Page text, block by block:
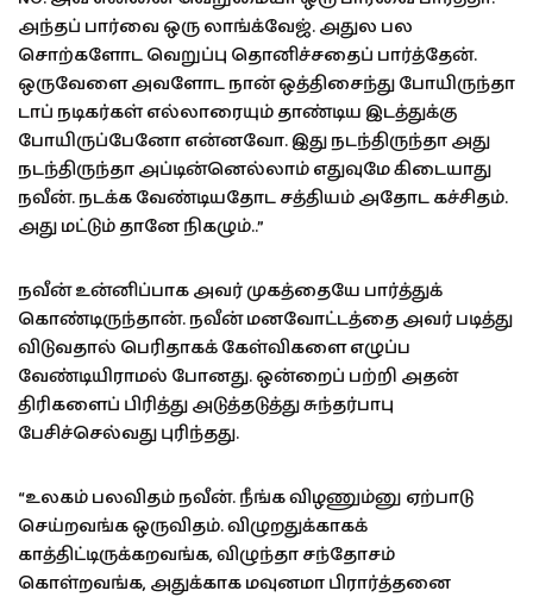
அந்தப் பார்வை ஒரு லாங்க்வேஜ். அதுல பல
சொற்களோட வெறுப்பு தொனிச்சதைப் பார்த்தேன்.
ஒருவேளை அவளோட நான் ஒத்திசைந்து போயிருந்தா
டாப் நடிகர்கள் எல்லாரையும் தாண்டிய இடத்துக்கு
போயிருப்பேனோ என்னவோ. இது நடந்திருந்தா அது
நடந்திருந்தா அப்டின்னெல்லாம் எதுவுமே கிடையாது
நவீன். நடக்க வேண்டியதோட சத்தியம் அதோட கச்சிதம்.
அது மட்டும் தானே நிகழும்..”
நவீன் உன்னிப்பாக அவர் முகத்தையே பார்த்துக்
கொண்டிருந்தான். நவீன் மனவோட்டத்தை அவர் படித்து
விடுவதால் பெரிதாகக் கேள்விகளை எழுப்ப
வேண்டியிராமல் போனது. ஒன்றைப் பற்றி அதன்
திரிகளைப் பிரித்து அடுத்தடுத்து சுந்தர்பாபு
பேசிச்செல்வது புரிந்தது.
“உலகம் பலவிதம் நவீன். நீங்க விழணும்னு ஏற்பாடு
செய்றவங்க ஒருவிதம். விழுறதுக்காகக்
காத்திட்டிருக்கறவங்க, விழுந்தா சந்தோசம்
கொள்றவங்க, அதுக்காக மவுனமா பிரார்த்தனை